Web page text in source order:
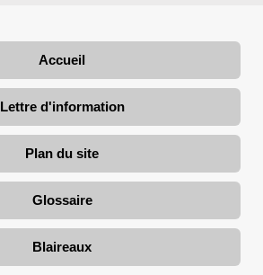
Accueil
Lettre d'information
Plan du site
Glossaire
Blaireaux